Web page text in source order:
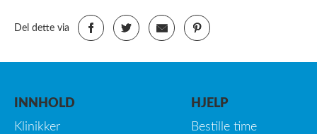
Del dette via
INNHOLD
Klinikker
HJELP
Bestille time